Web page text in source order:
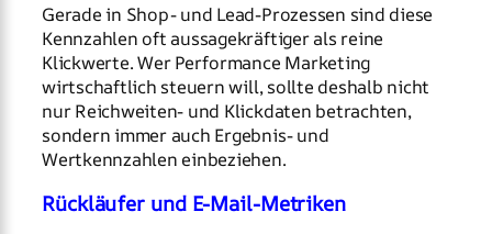
Gerade in Shop- und Lead-Prozessen sind diese
Kennzahlen oft aussagekräftiger als reine
Klickwerte. Wer Performance Marketing
wirtschaftlich steuern will, sollte deshalb nicht
nur Reichweiten- und Klickdaten betrachten,
sondern immer auch Ergebnis- und
Wertkennzahlen einbeziehen.
Rückläufer und E-Mail-Metriken